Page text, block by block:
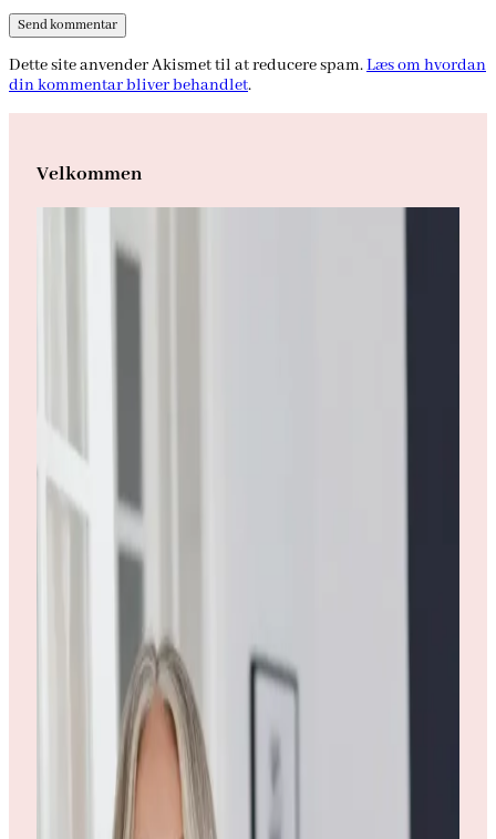
Dette site anvender Akismet til at reducere spam.Læs om hvordan
din kommentar bliver behandlet.
Velkommen